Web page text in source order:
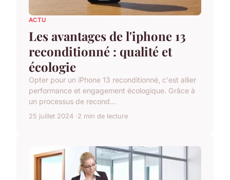
ACTU
Les avantages de l'iphone 13
reconditionné : qualité et
écologie
Opter pour un iPhone 13 reconditionné, c'est allier
performance et engagement écologique. Grâce à
un processus de recond...
25 juillet 2024 2 min de lecture